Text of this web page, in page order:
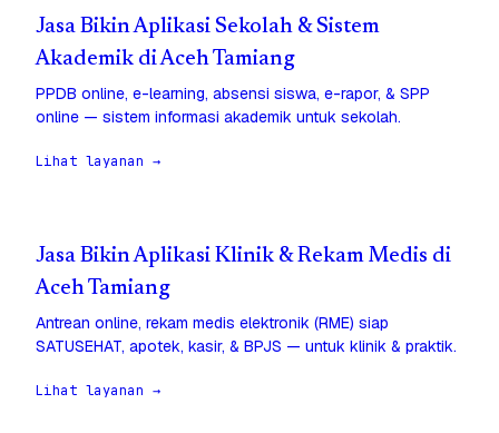
Jasa Bikin Aplikasi Sekolah & Sistem
Akademik di Aceh Tamiang
PPDB online, e-learning, absensi siswa, e-rapor, & SPP
online — sistem informasi akademik untuk sekolah.
Lihat layanan →
Jasa Bikin Aplikasi Klinik & Rekam Medis di
Aceh Tamiang
Antrean online, rekam medis elektronik (RME) siap
SATUSEHAT, apotek, kasir, & BPJS — untuk klinik & praktik.
Lihat layanan →